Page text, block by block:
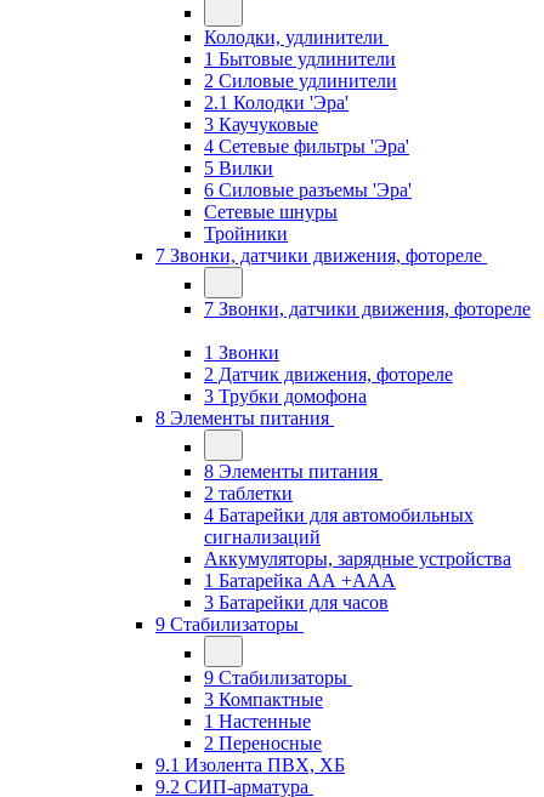
Колодки, удлинители
1 Бытовые удлинители
2 Силовые удлинители
2.1 Колодки 'Эра'
3 Каучуковые
4 Сетевые фильтры 'Эра'
5 Вилки
6 Силовые разъемы 'Эра'
Сетевые шнуры
Тройники
7 Звонки, датчики движения, фотореле
7 Звонки, датчики движения, фотореле
1 Звонки
2 Датчик движения, фотореле
3 Трубки домофона
8 Элементы питания
8 Элементы питания
2 таблетки
4 Батарейки для автомобильных
сигнализаций
Аккумуляторы, зарядные устройства
1 Батарейка АА +ААА
3 Батарейки для часов
9 Стабилизаторы
9 Стабилизаторы
3 Компактные
1 Настенные
2 Переносные
9.1 Изолента ПВХ, ХБ
9.2 СИП-арматура